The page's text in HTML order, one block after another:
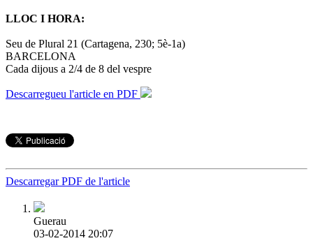
LLOC I HORA:
Seu de Plural 21 (Cartagena, 230; 5è-1a)
BARCELONA
Cada dijous a 2/4 de 8 del vespre
Descarregueu l'article en PDF
Descarregar PDF de l'article
Guerau
03-02-2014 20:07